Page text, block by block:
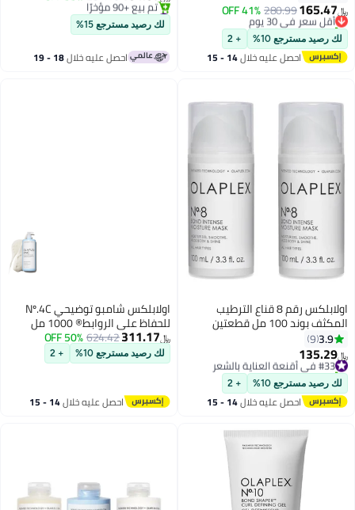
﷼‏165.47
280.99
41% OFF أقل سعر في 30 يوم
تم بيع +10 مؤخرًا
أقل سعر في 30 يوم
لك رصيد مسترجع 10% + 2
احصل عليه خلال 14 - 15
#42 في زيت وسيروم
باقي 9 وحدات في المخزون
تم بيع +90 مؤخرًا
#42 في زيت وسيروم
لك رصيد مسترجع 15%
احصل عليه خلال 18 - 19
اولابلكس رقم 8 قناع الترطيب
المكثف بوند 100 مل قطعتين
3.9
9
﷼‏135.29
#33 في أقنعة العناية بالشعر
تم بيع +10 مؤخرًا
#33 في أقنعة العناية بالشعر
لك رصيد مسترجع 10% + 2
احصل عليه خلال 14 - 15
اولابلكس شامبو توضيحي Nº.4C
للحفاظ على الروابط® 1000 مل
﷼‏311.17
624.42
50% OFF
لك رصيد مسترجع 10% + 2
احصل عليه خلال 14 - 15